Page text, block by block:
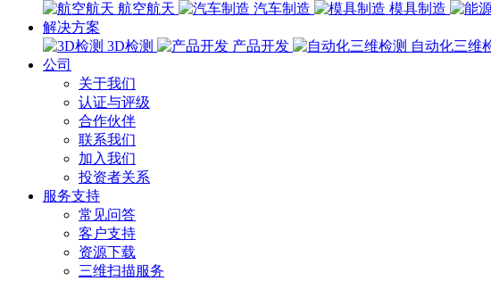
航空航天
汽车制造 模具制造
解决方案
3D检测
产品开发 自动化三维
公司
关于我们
认证与评级
合作伙伴
联系我们
加入我们
投资者关系
服务支持
常见问答
客户支持
资源下载
三维扫描服务